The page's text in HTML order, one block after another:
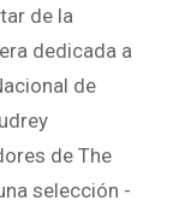
de la
dedicada a
de
de The
selección -